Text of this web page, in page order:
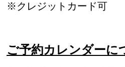
※クレジットカード可
ご予約カレンダーに